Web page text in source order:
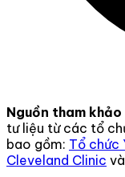
Nguồn tham
tư liệu từ các tổ
bao gồm: Tổ chức
Cleveland Clinic và